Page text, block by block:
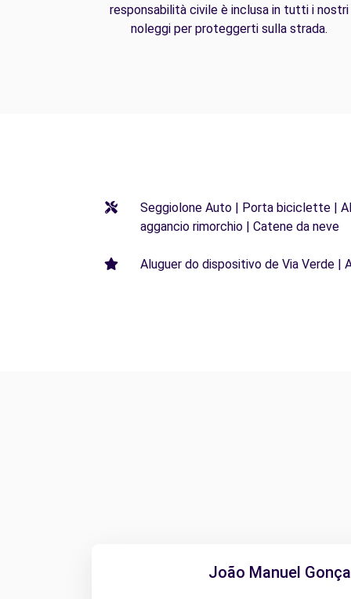
responsabilità civile è inclusa in tutti i nostri
noleggi per proteggerti sulla strada.
Seggiolone Auto | Porta biciclette |
aggancio rimorchio | Catene da neve
Aluguer do dispositivo de Via Verde |
João Manuel